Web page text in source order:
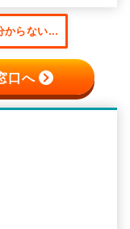
からない...
口へ